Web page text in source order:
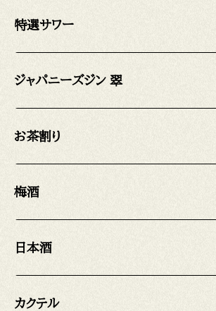
特選サワー
ジャパニーズジン 翠
お茶割り
梅酒
日本酒
カクテル